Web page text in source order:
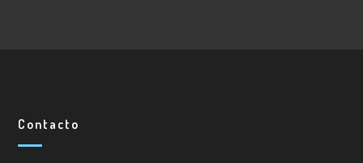
Contacto